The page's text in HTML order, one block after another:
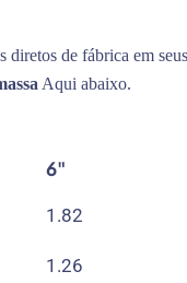
de fábrica em
Aqui abaixo.
6"
1.82
1.26